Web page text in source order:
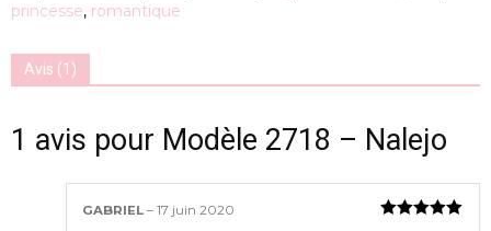
princesse, romantique
Avis (1)
1 avis pour Modèle 2718 – Nalejo
GABRIEL – 17 juin 2020